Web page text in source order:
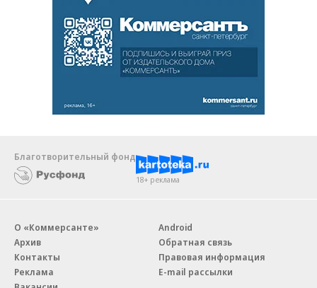
Благотворительный фонд
18+ реклама
О «Коммерсанте»
Архив
Контакты
Реклама
Android
Обратная связь
Правовая информация
E-mail рассылки